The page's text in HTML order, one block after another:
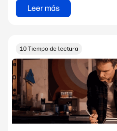
Leer más
10 Tiempo de lectura